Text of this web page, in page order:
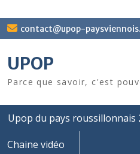
Skip
to
contact@upop-
UPOP
Parce que savoir, c'est
Upop du pays roussillonnais
Chaine vidéo